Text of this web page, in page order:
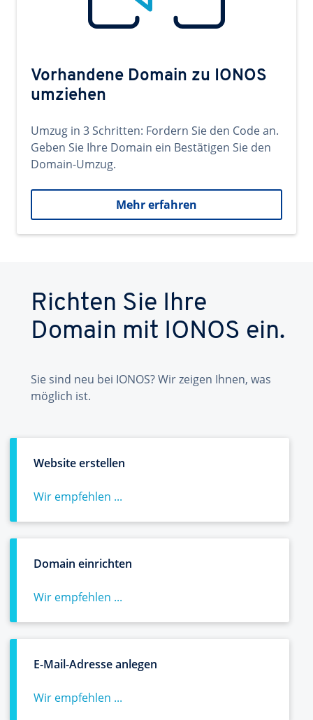
Vorhandene Domain zu IONOS
umziehen
Umzug in 3 Schritten: Fordern Sie den Code an.
Geben Sie Ihre Domain ein Bestätigen Sie den
Domain-Umzug.
Mehr erfahren
Richten Sie Ihre
Domain mit IONOS ein.
Sie sind neu bei IONOS? Wir zeigen Ihnen, was
möglich ist.
Website erstellen
Wir empfehlen ...
Domain einrichten
Wir empfehlen ...
E-Mail-Adresse anlegen
Wir empfehlen ...